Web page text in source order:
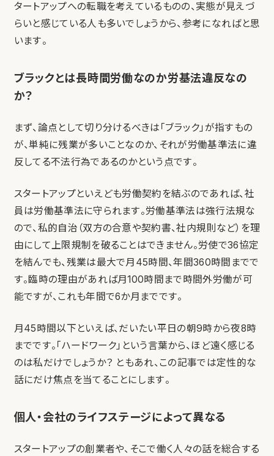
タートアップへの転職を考えているものの、実態が見えづ
らいと感じている人も多いでしょうから、参考になればと思
います。
ブラックとは長時間労働なのか労基法違反なの
か？
まず、論点として切り分けるべきは「ブラック」が指すもの
が、単純に残業が多いことなのか、それが労働基準法に違
反してる不法行為であるのかという点です。
スタートアップといえども労働契約を結ぶのであれば、社
員は労働基準法に守られます。労働基準法は強行法規な
ので、私的自治（双方の合意や契約書、社内規則など）を理
由にして上限規制を破ることはできません。労使で36協定
を結んでも、残業は最大で月45時間、年間360時間までで
す。臨時の理由があれば月100時間まで時間外労働が可
能ですが、これも年間で6か月までです。
月45時間以下といえば、だいたい平日の朝9時から夜8時
までです。「ハードワーク」という言葉から、ほど遠く感じる
のは私だけでしょうか？ ともあれ、この記事では定性的な
話にだけ焦点を当てることにします。
個人・会社のライフステージによって異なる
スタートアップの創業者や、そこで働く人々の話を総合する